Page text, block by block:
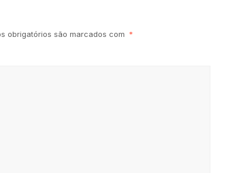
obrigatórios são marcados com *